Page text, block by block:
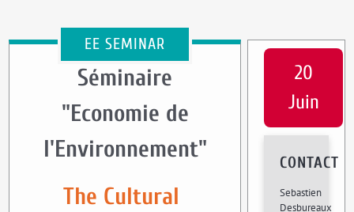
EE SEMINAR
Séminaire
"Economie de
l'Environnement"
The Cultural
20
Juin
CONTACT
Sebastien
Desbureaux